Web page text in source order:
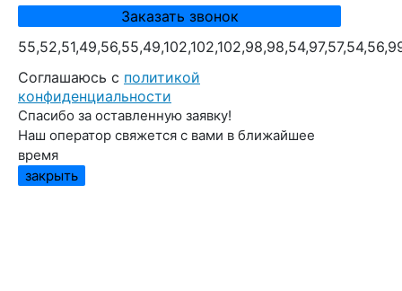
Cоглашаюсь с политикой
конфиденциальности
Спасибо за оставленную заявку!
Наш оператор свяжется с вами в ближайшее
время
закрыть